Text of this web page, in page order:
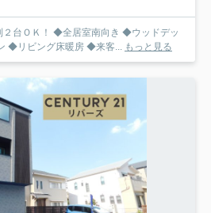
台ＯＫ！ ◆全居室南向き ◆ウッドデッ
◆リビング床暖房 ◆来客... もっと見る